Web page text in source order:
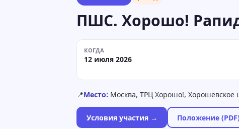
ПШС. Хорошо!
КОГДА
12 июля 2026
📍Место: Москва, ТРЦ Хорошо!, Хорошёвское
Условия участия → Положение